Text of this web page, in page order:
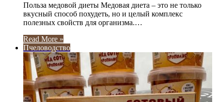
Польза медовой диеты Медовая диета – это не только
вкусный способ похудеть, но и целый комплекс
полезных свойств для организма.…
Read More »
Пчеловодство